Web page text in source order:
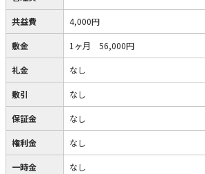
共益費 4,000円
敷金 1ヶ月 56,000円
礼金 なし
敷引 なし
保証金 なし
権利金 なし
一時金 なし